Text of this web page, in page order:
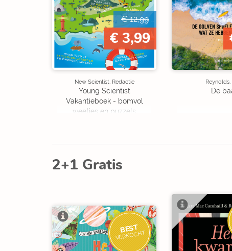
€ 12,99
€ 3,99
New Scientist, Redactie
Young Scientist
Vakantieboek - bomvol
weetjes en puzzels
Reynolds,
De
2+1 Gratis
BEST
VERKOCHT